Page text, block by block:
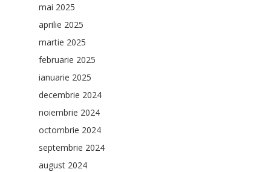
mai 2025
aprilie 2025
martie 2025
februarie 2025
ianuarie 2025
decembrie 2024
noiembrie 2024
octombrie 2024
septembrie 2024
august 2024